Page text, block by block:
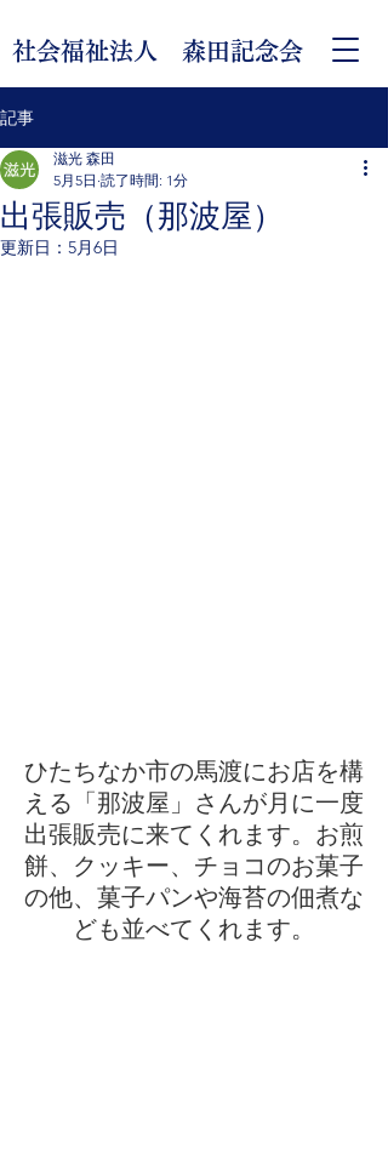
社会福祉法人 森田記念会
記事
出張販売（那波屋）
滋光 森田
5月5日 読了時間: 1分
更新日： 5月6日
ひたちなか市の馬渡にお店を構
える「那波屋」さんが月に一度
出張販売に来てくれます。お煎
餅、クッキー、チョコのお菓子
の他、菓子パンや海苔の佃煮な
ども並べてくれます。